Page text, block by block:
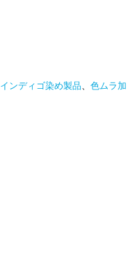
インディゴ染め製品、 色ムラ加